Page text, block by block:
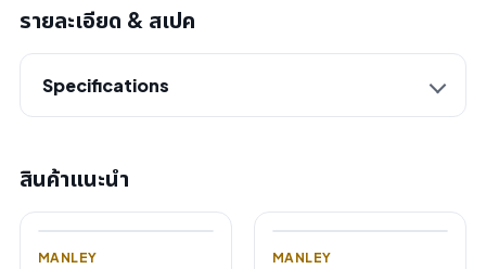
รายละเอียด & สเปค
Specifications
สินค้าแนะนำ
MANLEY MANLEY